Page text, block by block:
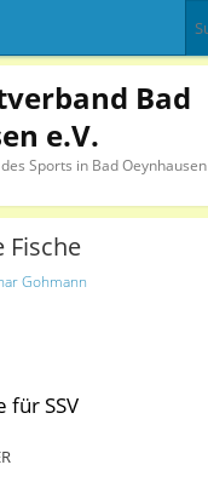
Bad
e.V.
Sports in Bad Oeynhausen
Fische
Gohmann
für SSV